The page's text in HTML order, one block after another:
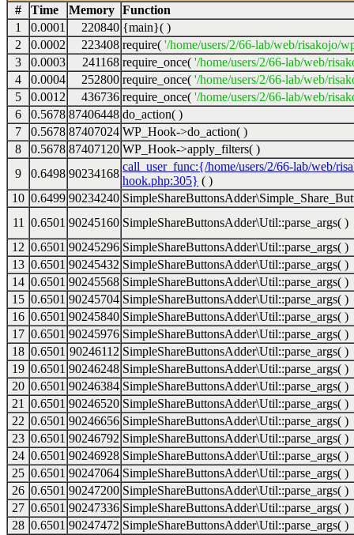
#
Time Memory Function
1
0.0001 220840 {main}( )
2
0.0002 223408 require( '/home/users/2/66-lab/web/risakojo/
3
0.0003 241168 require_once( '/home/users/2/66-lab/web/
4
0.0004 252800 require_once( '/home/users/2/66-lab/web/
5
0.0012 436736 require_once( '/home/users/2/66-lab/web/
6
0.5678 87406448 do_action( )
7
0.5678 87407024 WP_Hook->do_action( )
8
0.5678 87407120 WP_Hook->apply_filters( )
9
0.6498 90234168
call_user_func:{/home/users/2/66-lab/web/
hook.php:305} ( )
10 0.6499 90234240
11
0.6501 90245160 SimpleShareButtonsAdder\Util::parse_args( )
12 0.6501 90245296 SimpleShareButtonsAdder\Util::parse_args( )
13 0.6501 90245432 SimpleShareButtonsAdder\Util::parse_args( )
14 0.6501 90245568 SimpleShareButtonsAdder\Util::parse_args( )
15 0.6501 90245704 SimpleShareButtonsAdder\Util::parse_args( )
16 0.6501 90245840 SimpleShareButtonsAdder\Util::parse_args( )
17 0.6501 90245976 SimpleShareButtonsAdder\Util::parse_args( )
18 0.6501 90246112 SimpleShareButtonsAdder\Util::parse_args( )
19 0.6501 90246248 SimpleShareButtonsAdder\Util::parse_args( )
20 0.6501 90246384 SimpleShareButtonsAdder\Util::parse_args( )
21
0.6501 90246520 SimpleShareButtonsAdder\Util::parse_args( )
22 0.6501 90246656 SimpleShareButtonsAdder\Util::parse_args( )
23 0.6501 90246792 SimpleShareButtonsAdder\Util::parse_args( )
24 0.6501 90246928 SimpleShareButtonsAdder\Util::parse_args( )
25 0.6501 90247064 SimpleShareButtonsAdder\Util::parse_args( )
26 0.6501 90247200 SimpleShareButtonsAdder\Util::parse_args( )
27 0.6501 90247336 SimpleShareButtonsAdder\Util::parse_args( )
28 0.6501 90247472 SimpleShareButtonsAdder\Util::parse_args( )